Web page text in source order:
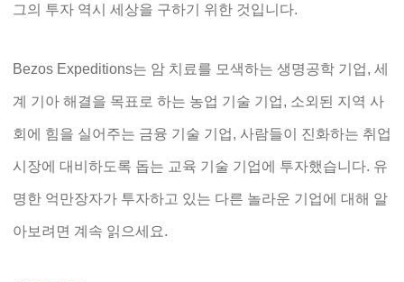
그의 투자 역시 세상을 구하기 위한 것입니다.
Bezos Expeditions는 암 치료를 모색하는 생명공학 기업, 세
계 기아 해결을 목표로 하는 농업 기술 기업, 소외된 지역 사
회에 힘을 실어주는 금융 기술 기업, 사람들이 진화하는 취업
시장에 대비하도록 돕는 교육 기술 기업에 투자했습니다. 유
명한 억만장자가 투자하고 있는 다른 놀라운 기업에 대해 알
아보려면 계속 읽으세요.